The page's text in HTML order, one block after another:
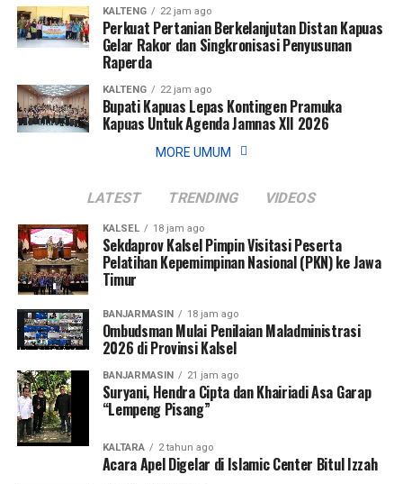
Bank Kalsel: 0811505153
#UPZBankKalsel #bankkalsel #bankkalselsyariah
#Baznas #BaznasKalsel
Views: 26
Bagikan ke
Messenger 0
KALTENG 22 jam ago
Perkuat Pertanian Berkelanjutan Distan Kapuas
Gelar Rakor dan Singkronisasi Penyusunan
Raperda
KALTENG 22 jam ago
Bupati Kapuas Lepas Kontingen Pramuka
Kapuas Untuk Agenda Jamnas XII 2026
MORE UMUM
LATEST TRENDING VIDEOS
KALSEL 18 jam ago
Sekdaprov Kalsel Pimpin Visitasi Peserta
Pelatihan Kepemimpinan Nasional (PKN) ke Jawa
Timur
BANJARMASIN 18 jam ago
Ombudsman Mulai Penilaian Maladministrasi
2026 di Provinsi Kalsel
BANJARMASIN 21 jam ago
Suryani, Hendra Cipta dan Khairiadi Asa Garap
“Lempeng Pisang”
KALTARA 2 tahun ago
Acara Apel Digelar di Islamic Center Bitul Izzah